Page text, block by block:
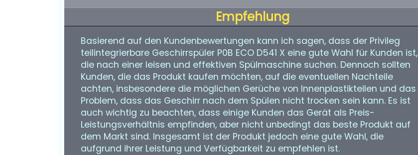
Empfehlung
Basierend auf den Kundenbewertungen kann ich sagen, dass der Privileg
teilintegrierbare Geschirrspüler P0B ECO D541 X eine gute Wahl für Kunden ist,
die nach einer leisen und effektiven Spülmaschine suchen. Dennoch sollten
Kunden, die das Produkt kaufen möchten, auf die eventuellen Nachteile
achten, insbesondere die möglichen Gerüche von Innenplastikteilen und das
Problem, dass das Geschirr nach dem Spülen nicht trocken sein kann. Es ist
auch wichtig zu beachten, dass einige Kunden das Gerät als Preis-
Leistungsverhältnis empfinden, aber nicht unbedingt das beste Produkt auf
dem Markt sind. Insgesamt ist der Produkt jedoch eine gute Wahl, die
aufgrund ihrer Leistung und Verfügbarkeit zu empfehlen ist.